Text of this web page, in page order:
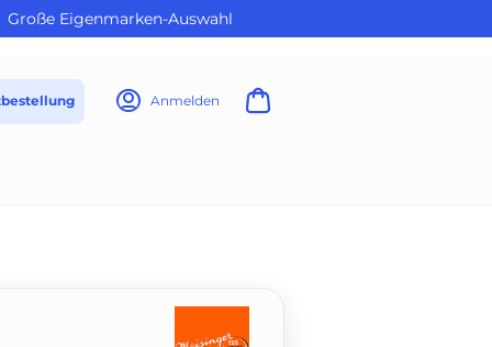
Große Eigenmarken-Auswahl
Anmelden